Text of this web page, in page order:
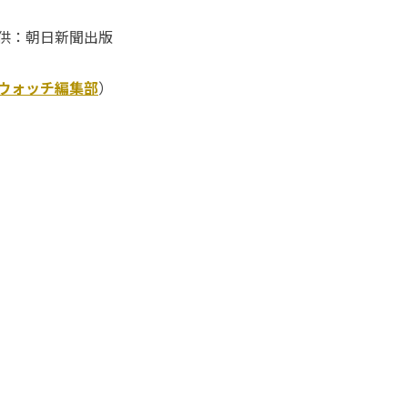
：朝日新聞出版
ォッチ編集部）